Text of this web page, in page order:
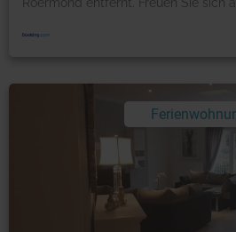
Roermond entfernt. Freuen Sie sich